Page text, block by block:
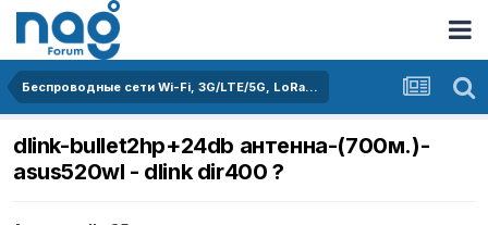
Беспроводные сети Wi-Fi, 3G/LTE/5G, LoRa...
dlink-bullet2hp+24db антенна-(700м.)-
asus520wl - dlink dir400 ?